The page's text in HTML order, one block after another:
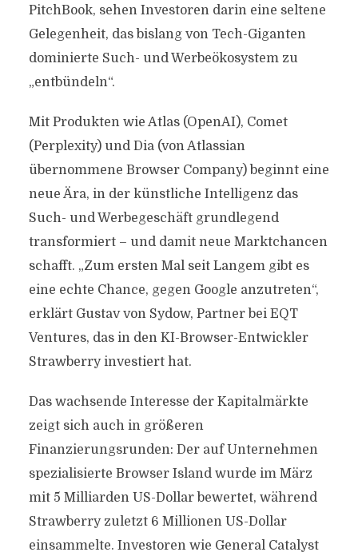
PitchBook, sehen Investoren darin eine seltene
Gelegenheit, das bislang von Tech-Giganten
dominierte Such- und Werbeökosystem zu
„entbündeln“.
Mit Produkten wie Atlas (OpenAI), Comet
(Perplexity) und Dia (von Atlassian
übernommene Browser Company) beginnt eine
neue Ära, in der künstliche Intelligenz das
Such- und Werbegeschäft grundlegend
transformiert – und damit neue Marktchancen
schafft. „Zum ersten Mal seit Langem gibt es
eine echte Chance, gegen Google anzutreten“,
erklärt Gustav von Sydow, Partner bei EQT
Ventures, das in den KI-Browser-Entwickler
Strawberry investiert hat.
Das wachsende Interesse der Kapitalmärkte
zeigt sich auch in größeren
Finanzierungsrunden: Der auf Unternehmen
spezialisierte Browser Island wurde im März
mit 5 Milliarden US-Dollar bewertet, während
Strawberry zuletzt 6 Millionen US-Dollar
einsammelte. Investoren wie General Catalyst